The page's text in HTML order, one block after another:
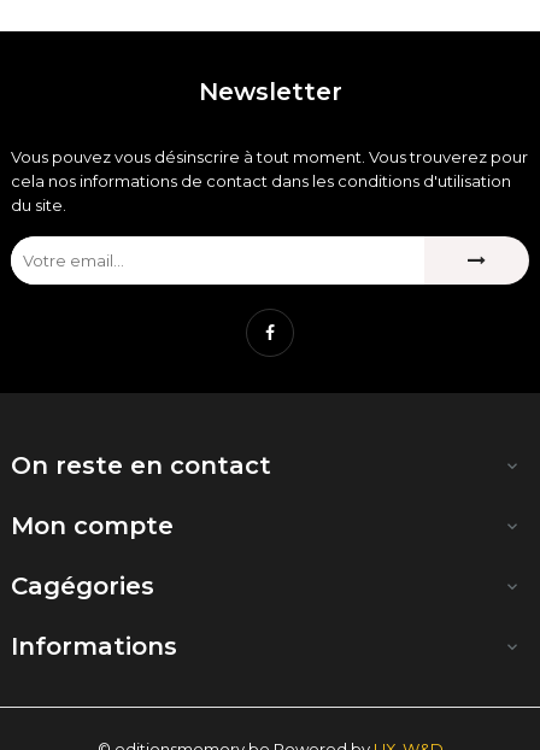
Newsletter
Vous pouvez vous désinscrire à tout moment. Vous trouverez pour
cela nos informations de contact dans les conditions d'utilisation
du site.
Facebook
On reste en contact 
Mon compte 
Cagégories 
Informations 